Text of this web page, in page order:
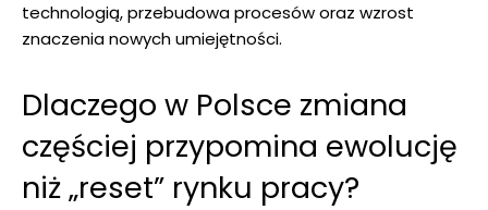
technologią, przebudowa procesów oraz wzrost
znaczenia nowych umiejętności.
Dlaczego w Polsce zmiana
częściej przypomina ewolucję
niż „reset” rynku pracy?